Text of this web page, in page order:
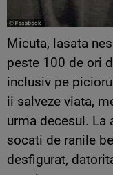
Micuta, lasata
peste 100 de ori
inclusiv pe
ii salveze viata,
urma decesul. La
socati de ranile
desfigurat,